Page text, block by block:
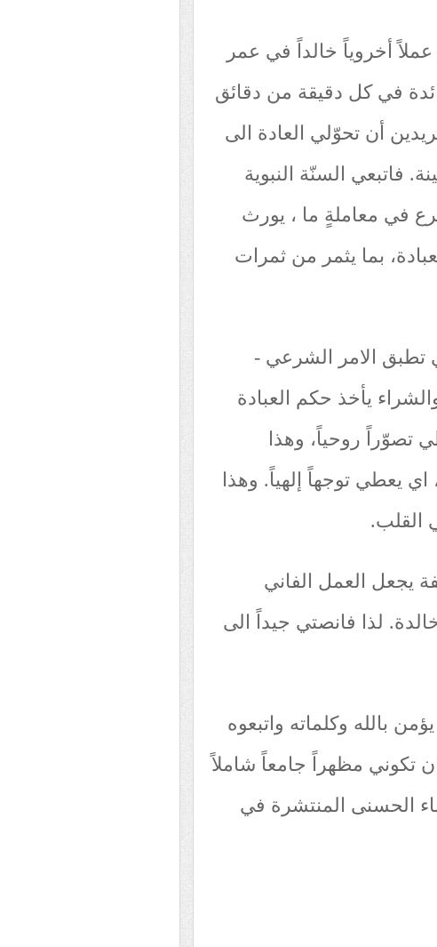
أخروياً خالداً في عمر
في كل دقيقة من دقائق
أن تحوّلي العادة الى
فاتبعي السنّة النبوية
في معاملةٍ ما ، يورث
بما يثمر من ثمرات
تطبق الامر الشرعي -
يأخذ حكم العبادة
تصوّراً روحياً، وهذا
يعطي توجهاً إلهياً. وهذا
القلب.
يجعل العمل الفاني
لذا فانصتي جيداً الى
بالله وكلماته واتبعوه
واسعي ان تكوني مظهراً جامعاً شاملاً
الحسنى المنتشرة في